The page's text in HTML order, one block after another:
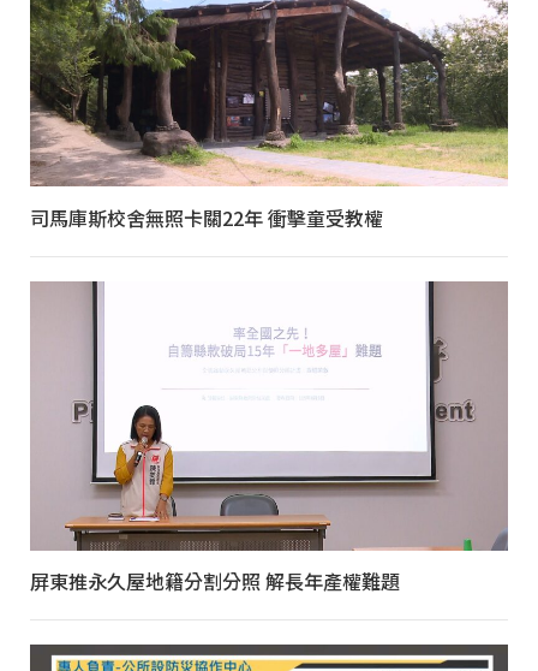
司馬庫斯校舍無照卡關22年 衝擊童受教權
屏東推永久屋地籍分割分照 解長年產權難題